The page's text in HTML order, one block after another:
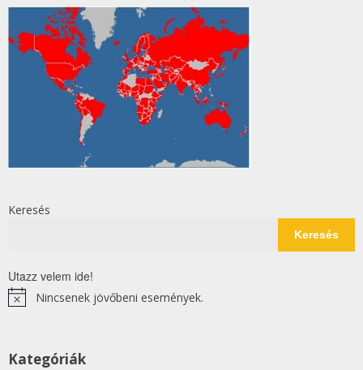
Keresés
Keresés
Utazz velem ide!
NoticeNincsenek jövőbeni események.
Kategóriák